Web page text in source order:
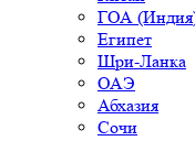
ГОА
Египет
Шри-Ланка
ОАЭ
Абхазия
Сочи